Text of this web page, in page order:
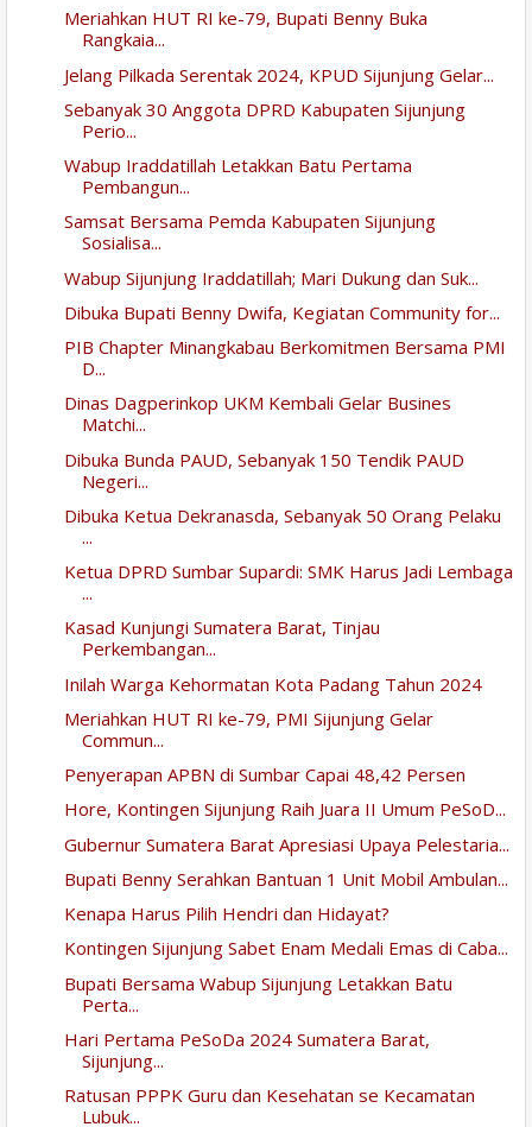
Meriahkan HUT RI ke-79, Bupati Benny Buka
Rangkaia...
Jelang Pilkada Serentak 2024, KPUD Sijunjung Gelar...
Sebanyak 30 Anggota DPRD Kabupaten Sijunjung
Perio...
Wabup Iraddatillah Letakkan Batu Pertama
Pembangun...
Samsat Bersama Pemda Kabupaten Sijunjung
Sosialisa...
Wabup Sijunjung Iraddatillah; Mari Dukung dan Suk...
Dibuka Bupati Benny Dwifa, Kegiatan Community for...
PIB Chapter Minangkabau Berkomitmen Bersama PMI
D...
Dinas Dagperinkop UKM Kembali Gelar Busines
Matchi...
Dibuka Bunda PAUD, Sebanyak 150 Tendik PAUD
Negeri...
Dibuka Ketua Dekranasda, Sebanyak 50 Orang Pelaku
...
Ketua DPRD Sumbar Supardi: SMK Harus Jadi Lembaga
...
Kasad Kunjungi Sumatera Barat, Tinjau
Perkembangan...
Inilah Warga Kehormatan Kota Padang Tahun 2024
Meriahkan HUT RI ke-79, PMI Sijunjung Gelar
Commun...
Penyerapan APBN di Sumbar Capai 48,42 Persen
Hore, Kontingen Sijunjung Raih Juara II Umum PeSoD...
Gubernur Sumatera Barat Apresiasi Upaya Pelestaria...
Bupati Benny Serahkan Bantuan 1 Unit Mobil Ambulan...
Kenapa Harus Pilih Hendri dan Hidayat?
Kontingen Sijunjung Sabet Enam Medali Emas di Caba...
Bupati Bersama Wabup Sijunjung Letakkan Batu
Perta...
Hari Pertama PeSoDa 2024 Sumatera Barat,
Sijunjung...
Ratusan PPPK Guru dan Kesehatan se Kecamatan
Lubuk...